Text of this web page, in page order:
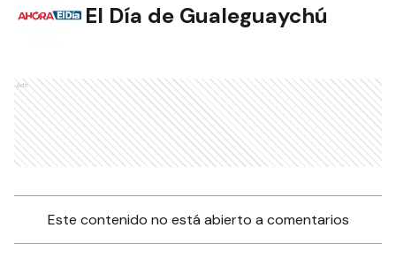
El Día de Gualeguaychú
Ads
Este contenido no está abierto a comentarios